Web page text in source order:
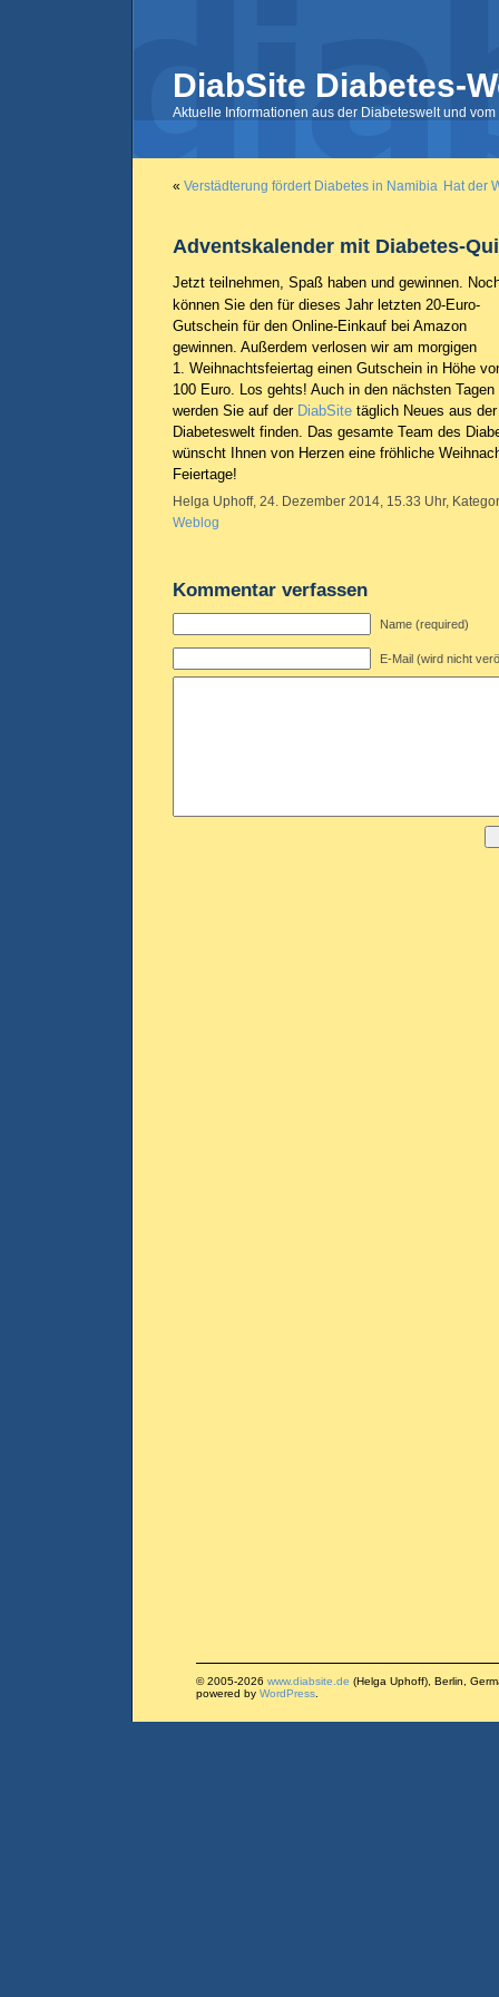
DiabSite Diabetes-
Aktuelle Informationen aus der Diabeteswelt und
« Verstädterung fördert Diabetes in Namibia Hat der
Adventskalender mit Diabetes-
Jetzt teilnehmen, Spaß haben und gewinnen.
können Sie den für dieses Jahr letzten 20-Euro-
Gutschein für den Online-Einkauf bei Amazon
gewinnen. Außerdem verlosen wir am morgigen
1. Weihnachtsfeiertag einen Gutschein in Höhe
100 Euro. Los gehts! Auch in den nächsten Tagen
werden Sie auf der DiabSite täglich Neues aus der
Diabeteswelt finden. Das gesamte Team des
wünscht Ihnen von Herzen eine fröhliche
Feiertage!
Helga Uphoff, 24. Dezember 2014, 15.33 Uhr,
Weblog
Kommentar verfassen
Name (required)
E-Mail (wird nicht
© 2005-2026 www.diabsite.de (Helga Uphoff), Berlin,
powered by WordPress.